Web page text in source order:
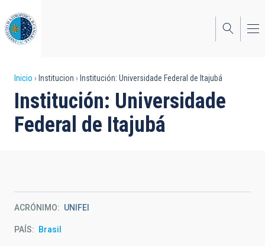
al
contenido
principal
Sobrescribir
enlaces
de
navegación
Inicio Institucion Institución: Universidade Federal de Itajubá
Institución: Universidade
Federal de Itajubá
ACRÓNIMO UNIFEI
PAÍS Brasil